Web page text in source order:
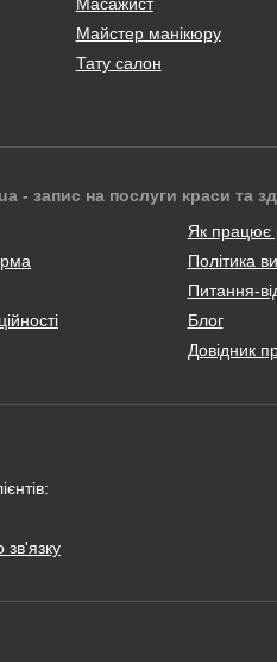
Майстер манікюру
Тату салон
- запис на послуги краси та
Як працює
Політика
Питання-
Блог
Довідник
зв'язку